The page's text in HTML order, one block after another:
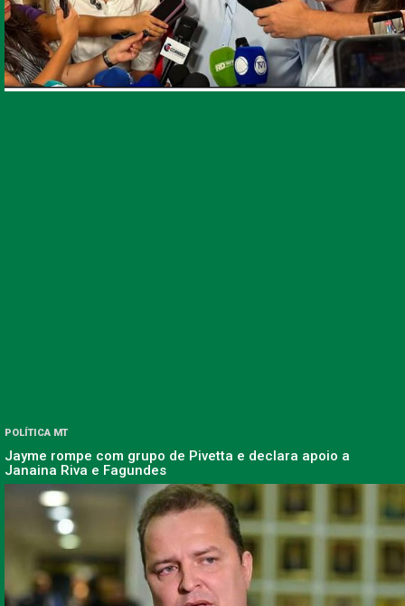
POLÍTICA MT
Jayme rompe com grupo de Pivetta e declara apoio a
Janaina Riva e Fagundes